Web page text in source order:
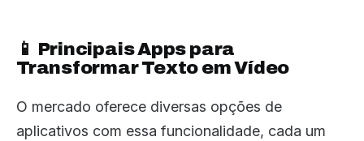
📱 Principais Apps para
Transformar Texto em Vídeo
O mercado oferece diversas opções de
aplicativos com essa funcionalidade, cada um